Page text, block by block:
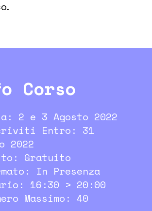
Corso
2 e 3 Agosto 2022
Entro: 31
2022
Gratuito
In Presenza
16:30 > 20:00
Massimo: 40